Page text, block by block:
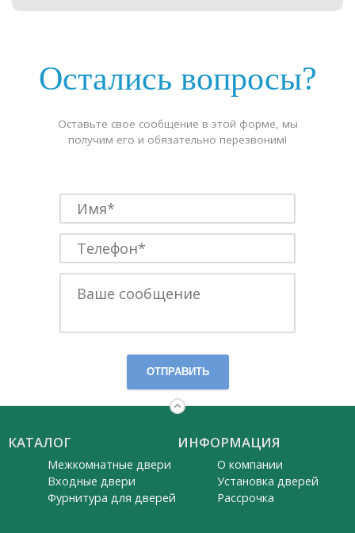
Остались вопросы?
Оставьте свое сообщение в этой форме, мы
получим его и обязательно перезвоним!
ОТПРАВИТЬ
КАТАЛОГ
Межкомнатные двери
Входные двери
Фурнитура для дверей
ИНФОРМАЦИЯ
О компании
Установка дверей
Рассрочка